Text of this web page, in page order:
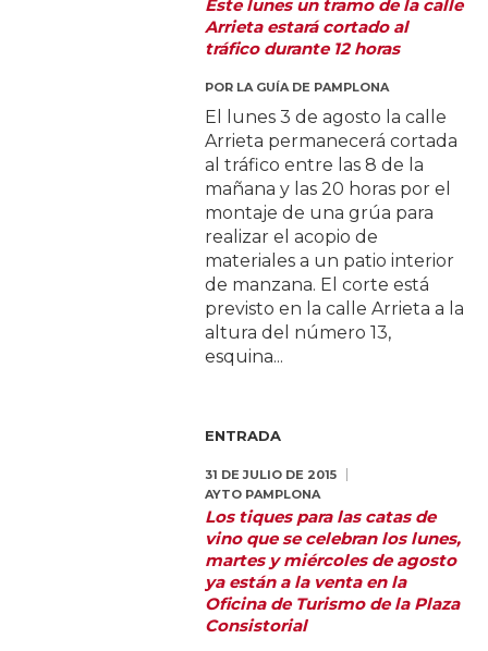
Este lunes un tramo de la calle
Arrieta estará cortado al
tráfico durante 12 horas
POR LA GUÍA DE PAMPLONA
El lunes 3 de agosto la calle
Arrieta permanecerá cortada
al tráfico entre las 8 de la
mañana y las 20 horas por el
montaje de una grúa para
realizar el acopio de
materiales a un patio interior
de manzana. El corte está
previsto en la calle Arrieta a la
altura del número 13,
esquina...
ENTRADA
31 DE JULIO DE 2015
AYTO PAMPLONA
Los tiques para las catas de
vino que se celebran los lunes,
martes y miércoles de agosto
ya están a la venta en la
Oficina de Turismo de la Plaza
Consistorial